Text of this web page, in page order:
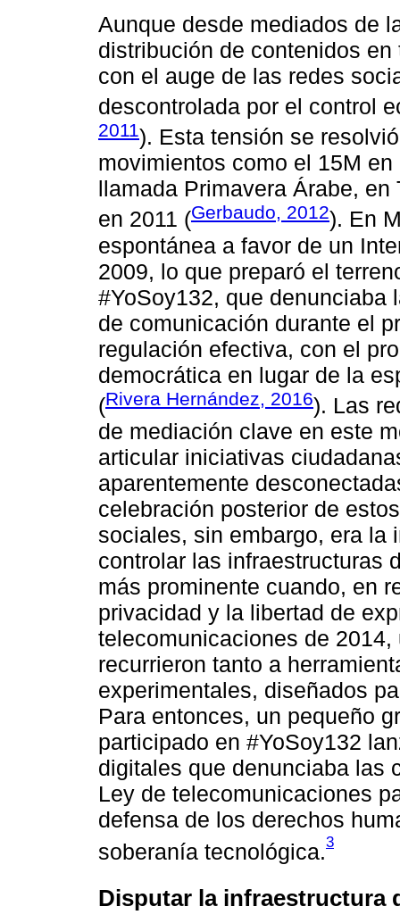
Aunque desde mediados de
distribución de contenidos
con el auge de las redes
descontrolada por el control
2011). Esta tensión se
movimientos como el 15M
llamada Primavera Árabe,
en 2011 (Gerbaudo, 2012). En
espontánea a favor de un
2009, lo que preparó el
#YoSoy132, que
de comunicación durante el
regulación efectiva, con el
democrática en lugar de la
(Rivera Hernández, 2016). Las
de mediación clave en este
articular iniciativas
aparentemente
celebración posterior de
sociales, sin embargo, era la
controlar las infraestructuras
más prominente cuando, en
privacidad y la libertad de
telecomunicaciones de
recurrieron tanto a
experimentales, diseñados
Para entonces, un pequeño
participado en #YoSoy132
digitales que denunciaba las
Ley de telecomunicaciones
defensa de los derechos
soberanía tecnológica.3
Disputar la infraestructura